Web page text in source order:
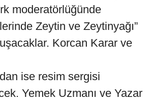
moderatörlüğünde
Zeytin ve Zeytinyağı”
Korcan Karar ve
ise resim sergisi
Yemek Uzmanı ve Yazar